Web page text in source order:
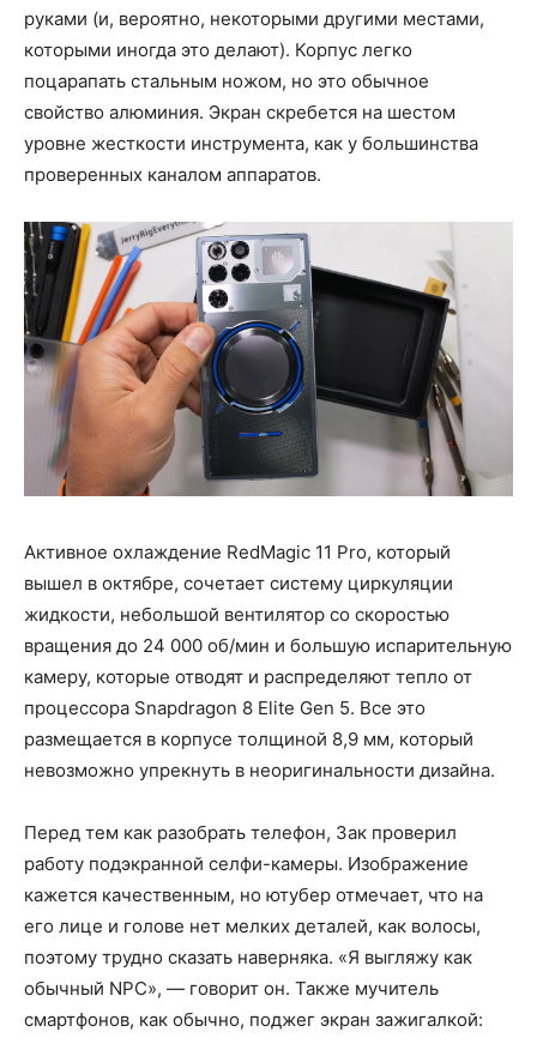
руками (и, вероятно, некоторыми другими местами,
которыми иногда это делают). Корпус легко
поцарапать стальным ножом, но это обычное
свойство алюминия. Экран скребется на шестом
уровне жесткости инструмента, как у большинства
проверенных каналом аппаратов.
Активное охлаждение RedMagic 11 Pro, который
вышел в октябре, сочетает систему циркуляции
жидкости, небольшой вентилятор со скоростью
вращения до 24 000 об/мин и большую испарительную
камеру, которые отводят и распределяют тепло от
процессора Snapdragon 8 Elite Gen 5. Все это
размещается в корпусе толщиной 8,9 мм, который
невозможно упрекнуть в неоригинальности дизайна.
Перед тем как разобрать телефон, Зак проверил
работу подэкранной селфи-камеры. Изображение
кажется качественным, но ютубер отмечает, что на
его лице и голове нет мелких деталей, как волосы,
поэтому трудно сказать наверняка. «Я выгляжу как
обычный NPC», — говорит он. Также мучитель
смартфонов, как обычно, поджег экран зажигалкой: